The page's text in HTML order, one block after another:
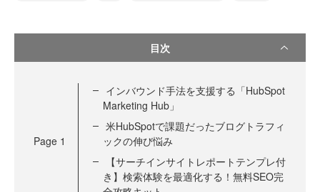
目次
Page 1
インバウンド手法を支援する「HubSpot
Marketing Hub」
米HubSpotで課題だったブログトラフィ
ックの伸び悩み
【サーチインサイトレポートテンプレ付
き】検索体験を最適化する！無料SEO完